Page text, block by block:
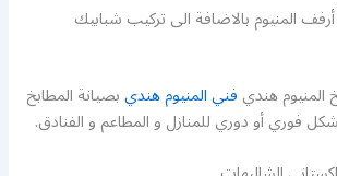
المنيوم بالاضافة الى تركيب شبابيك
هنديفني المنيوم هنديبصيانة المطابخ
بشكل فوري أو دوري للمنازل و المطاعم و الفنادق.